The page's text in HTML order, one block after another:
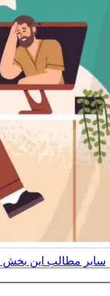
سایر مطالب این بخش